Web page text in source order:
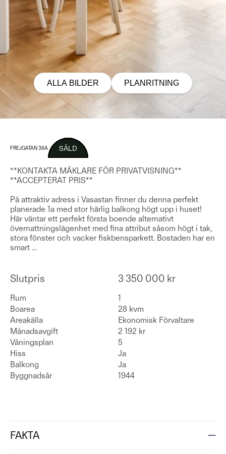
ALLA BILDER PLANRITNING
FREJGATAN 36A SÅLD
**KONTAKTA MÄKLARE FÖR PRIVATVISNING**
**ACCEPTERAT PRIS**
På attraktiv adress i Vasastan finner du denna perfekt
planerade 1a med stor härlig balkong högt upp i huset!
Här väntar ett perfekt första boende alternativt
övernattningslägenhet med fina attribut såsom högt i tak,
stora fönster och vacker fiskbensparkett. Bostaden har en
smart …
Slutpris 3 350 000 kr
Rum
1
Boarea
28 kvm
Areakälla
Ekonomisk Förvaltare
Månadsavgift
2 192 kr
Våningsplan
5
Hiss
Ja
Balkong
Ja
Byggnadsår
1944
FAKTA